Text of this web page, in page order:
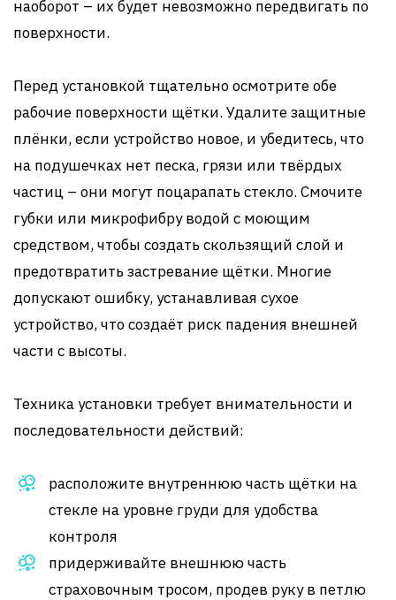
наоборот – их будет невозможно передвигать по
поверхности.
Перед установкой тщательно осмотрите обе
рабочие поверхности щётки. Удалите защитные
плёнки, если устройство новое, и убедитесь, что
на подушечках нет песка, грязи или твёрдых
частиц – они могут поцарапать стекло. Смочите
губки или микрофибру водой с моющим
средством, чтобы создать скользящий слой и
предотвратить застревание щётки. Многие
допускают ошибку, устанавливая сухое
устройство, что создаёт риск падения внешней
части с высоты.
Техника установки требует внимательности и
последовательности действий:
расположите внутреннюю часть щётки на
стекле на уровне груди для удобства
контроля
придерживайте внешнюю часть
страховочным тросом, продев руку в петлю